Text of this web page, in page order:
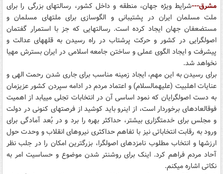
مشرق---
شرایط ویژه جهان، منطقه و داخل کشور، رسالت‎های‎ بزرگی را برای
ملت مسلمان ایران در پشتیبانی و الگوسازی برای ملت‎های مسلمان و
مستضعفان جهان ایجاد کرده است. رسالت‎‎هایی که جز با استمرار گفتمان
اصول‎گرایی در کشور و حرکت پرشتاب در راه رسیدن به قله‎‎های عدالت و
پیشرفت و ایجاد الگوی عملی و ساختن جامعه اسلامی در ایران بسترش مهیا
نخواهد شد.
برای رسیدن به این مهم، ایجاد زمینه مناسب برای جاری شدن رحمت الهی و
عنایات اهل‎بیت (علیهم‎السلام) و اعتماد مردم در ادامه سپردن کشور عزیزمان
به دست اصول‎گرایان که نمود اساسی آن در انتخابات‎ تجلی می‎یابد از اهمیت
فوق‎العاده‎ای برخوردار است، از این‎رو باید کوشید از فرصت‎‎های کنونی در دولت
و مجلس برای خدمت‎گزاری بیشتر، حداکثر بهره را برد و در بُعد آمادگی برای
ورود به رقابت انتخاباتی نیز با تفاهم حداکثری نیرو‎های انقلاب و وحدت حول
ارزش‎‎ها و انتخاب مطلوب نامزد‎های اصول‎گرا، بزرگ‎ترین امکان را در جلب نظر
آحاد مردم فراهم کرد. اینک برای روشن‎تر شدن موضوع و حساسیت امر به
نکاتی اشاره می‎کنم.